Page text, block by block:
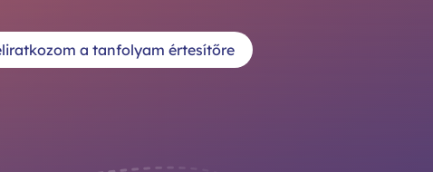
a tanfolyam értesítőre